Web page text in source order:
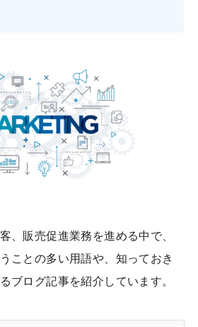
、販売促進業務を進める中で、
ことの多い用語や、知っておき
ブログ記事を紹介しています。